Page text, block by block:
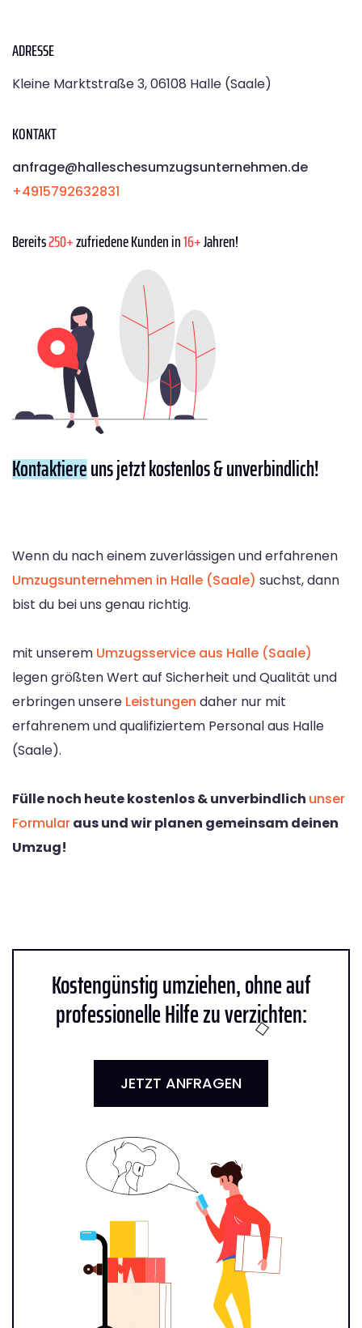
ADRESSE
Kleine Marktstraße 3, 06108 Halle (Saale)
KONTAKT
anfrage@halleschesumzugsunternehmen.de
+4915792632831
Bereits250+zufriedene Kunden in16+Jahren!
Kontaktiereuns jetzt kostenlos & unverbindlich!
Wenn du nach einem zuverlässigen und erfahrenen
Umzugsunternehmen in Halle (Saale) suchst, dann
bist du bei uns genau richtig.
mit unserem Umzugsservice aus Halle (Saale)
legen größten Wert auf Sicherheit und Qualität und
erbringen unsere Leistungen daher nur mit
erfahrenem und qualifiziertem Personal aus Halle
(Saale).
Fülle noch heute kostenlos & unverbindlich unser
Formularaus und wir planen gemeinsam deinen
Umzug!
Kostengünstig umziehen, ohne auf
professionelle Hilfe zu verzichten:
JETZT ANFRAGEN